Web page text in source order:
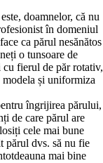
doamnelor, că nu
în domeniul
ca părul nesănătos
o tunsoare de
cu fierul de păr rotativ,
modela și uniformiza
îngrijirea părului,
de care părul are
cele mai bune
părul dvs. să nu fie
mai bine